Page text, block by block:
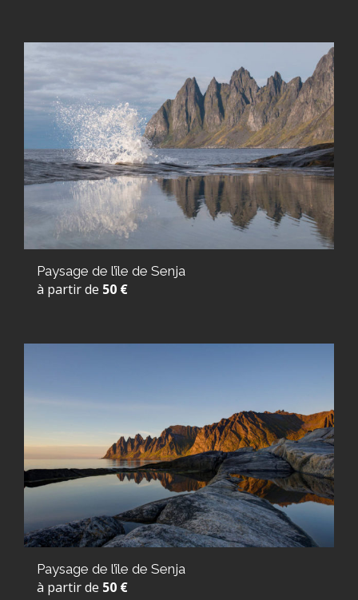
Paysage de l’île de Senja
à partir de 50 €
Paysage de l’île de Senja
à partir de 50 €